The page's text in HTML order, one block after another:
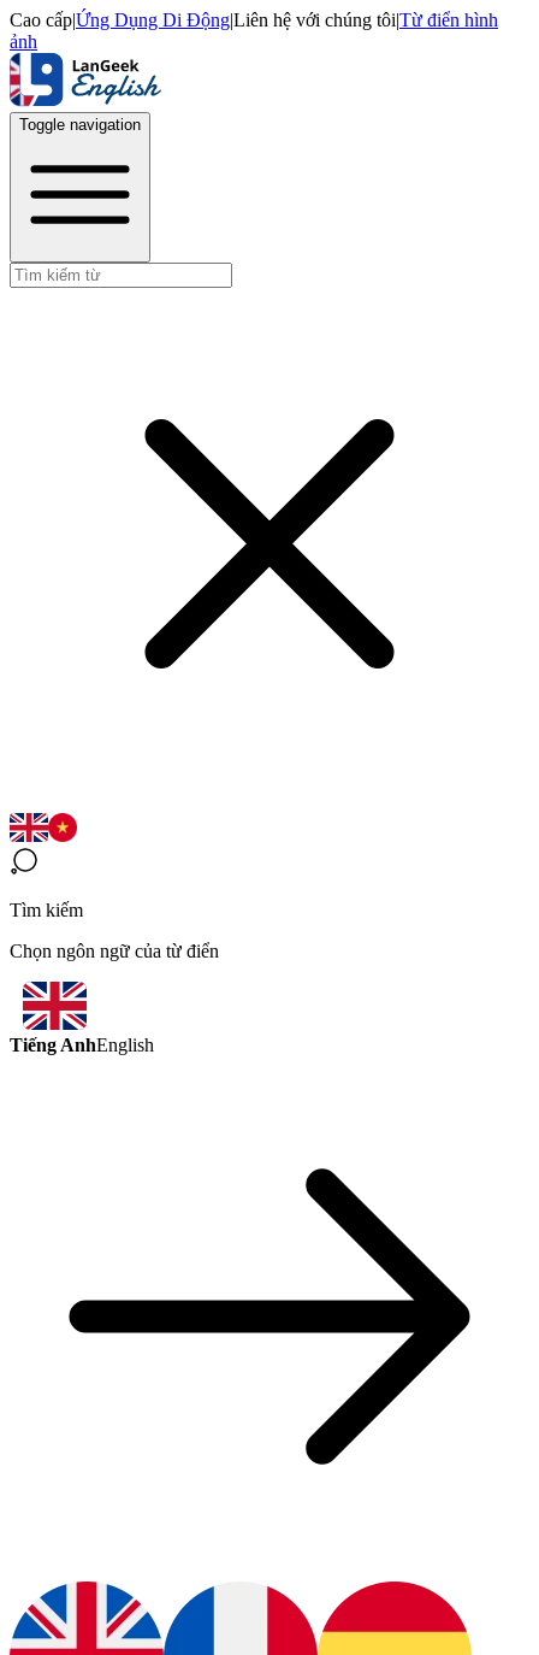
Cao cấp|Ứng Dụng Di Động|Liên hệ với chúng tôi|Từ điển hình
ảnh
Toggle navigation
Tìm kiếm
Chọn ngôn ngữ của từ điển
Tiếng AnhEnglish